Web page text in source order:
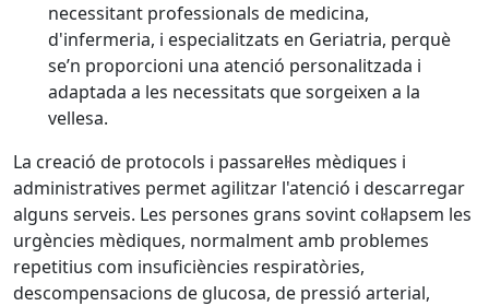
necessitant professionals de medicina,
d'infermeria, i especialitzats en Geriatria, perquè
se’n proporcioni una atenció personalitzada i
adaptada a les necessitats que sorgeixen a la
vellesa.
La creació de protocols i passarel·les mèdiques i
administratives permet agilitzar l'atenció i descarregar
alguns serveis. Les persones grans sovint col·lapsem les
urgències mèdiques, normalment amb problemes
repetitius com insuficiències respiratòries,
descompensacions de glucosa, de pressió arterial,